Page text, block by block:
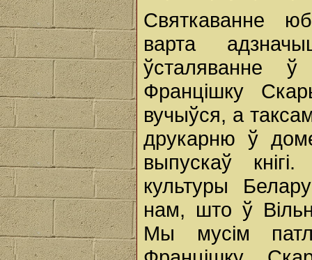
Святкаванне
варта
ўсталяванне ў
Францішку
вучыўся, а
друкарню ў
выпускаў
культуры
нам, што ў
Мы мусім